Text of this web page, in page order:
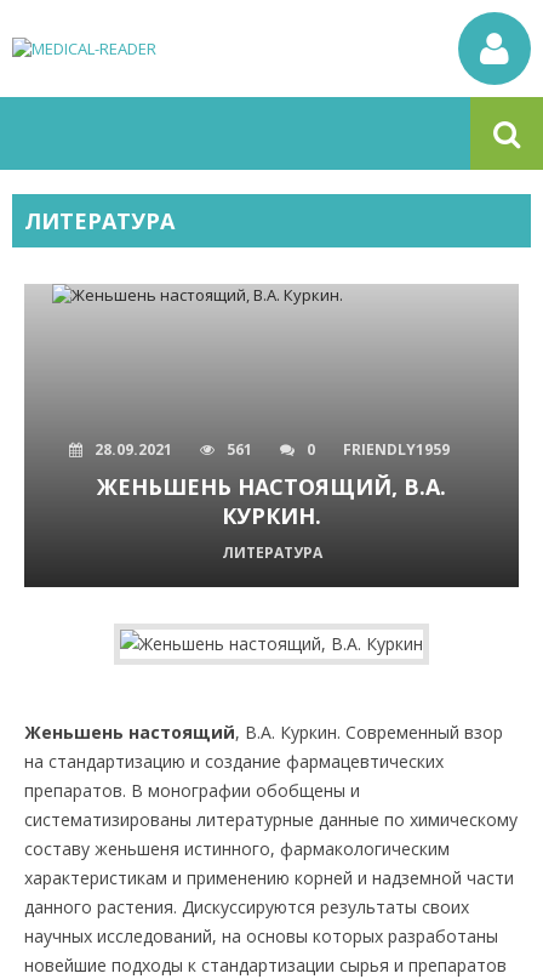
ЛИТЕРАТУРА
28.09.2021 561 0 FRIENDLY1959
ЖЕНЬШЕНЬ НАСТОЯЩИЙ, В.А.
КУРКИН.
ЛИТЕРАТУРА
Женьшень настоящий, В.А. Куркин. Современный взор
на стандартизацию и создание фармацевтических
препаратов. В монографии обобщены и
систематизированы литературные данные по химическому
составу женьшеня истинного, фармакологическим
характеристикам и применению корней и надземной части
данного растения. Дискуссируются результаты своих
научных исследований, на основы которых разработаны
новейшие подходы к стандартизации сырья и препаратов